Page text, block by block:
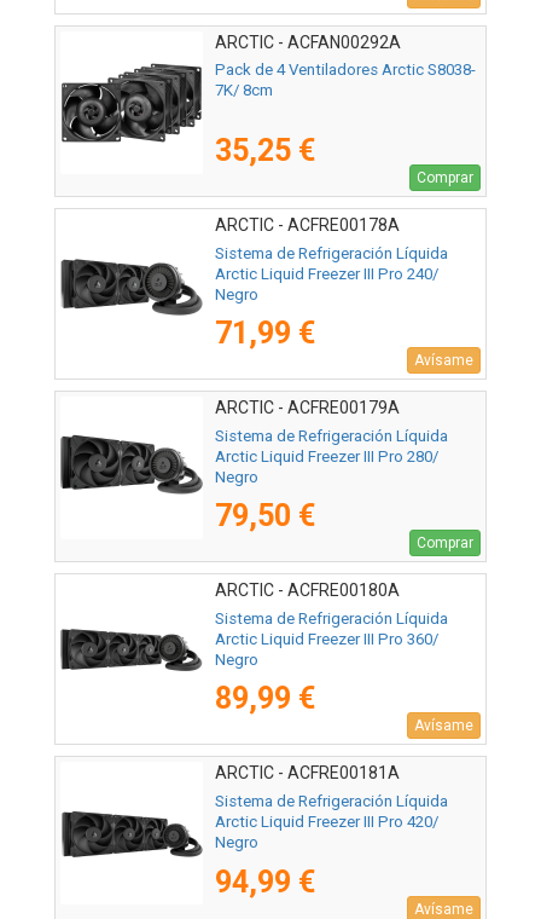
ARCTIC - ACFAN00292A
Pack de 4 Ventiladores Arctic S8038-
7K/ 8cm
35,25 €
Comprar
ARCTIC - ACFRE00178A
Sistema de Refrigeración Líquida
Arctic Liquid Freezer III Pro 240/
Negro
71,99 €
Avísame
ARCTIC - ACFRE00179A
Sistema de Refrigeración Líquida
Arctic Liquid Freezer III Pro 280/
Negro
79,50 €
Comprar
ARCTIC - ACFRE00180A
Sistema de Refrigeración Líquida
Arctic Liquid Freezer III Pro 360/
Negro
89,99 €
Avísame
ARCTIC - ACFRE00181A
Sistema de Refrigeración Líquida
Arctic Liquid Freezer III Pro 420/
Negro
94,99 €
Avísame